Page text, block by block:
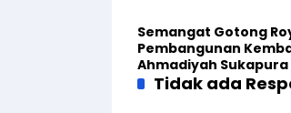
Semangat Gotong
Pembangunan
Ahmadiyah Sukapura
Tidak ada